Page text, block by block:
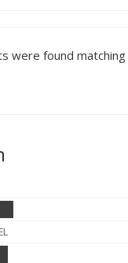
were found